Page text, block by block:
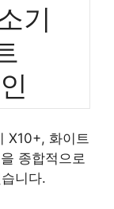
기
X10+, 화이트
종합적으로
니다.